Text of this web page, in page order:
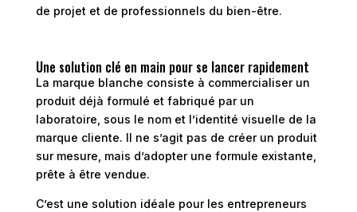
de projet et de professionnels du bien-être.
Une solution clé en main pour se lancer rapidement
La marque blanche consiste à commercialiser un
produit déjà formulé et fabriqué par un
laboratoire, sous le nom et l’identité visuelle de la
marque cliente. Il ne s’agit pas de créer un produit
sur mesure, mais d’adopter une formule existante,
prête à être vendue.
C’est une solution idéale pour les entrepreneurs